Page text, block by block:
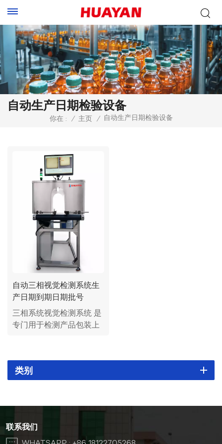
自动生产日期检验设备
你在 : / 主页 / 自动生产日期检验设备
自动三相视觉检测系统生
产日期到期日期批号
三相系统视觉检测系统 是
专门用于检测产品包装上
类别
联系我们